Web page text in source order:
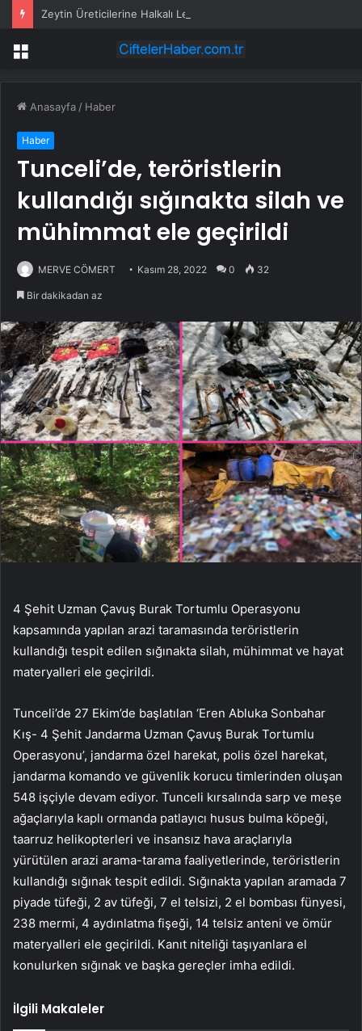
Zeytin Üreticilerine Halkalı Leke Uyarısı
Menü
Anasayfa / Haber
Haber
Tunceli’de, teröristlerin
kullandığı sığınakta silah ve
mühimmat ele geçirildi
MERVE CÖMERT Kasım 28, 2022 0 32
Bir dakikadan az
4 Şehit Uzman Çavuş Burak Tortumlu Operasyonu
kapsamında yapılan arazi taramasında teröristlerin
kullandığı tespit edilen sığınakta silah, mühimmat ve hayat
materyalleri ele geçirildi.
Tunceli’de 27 Ekim’de başlatılan ‘Eren Abluka Sonbahar
Kış- 4 Şehit Jandarma Uzman Çavuş Burak Tortumlu
Operasyonu’, jandarma özel harekat, polis özel harekat,
jandarma komando ve güvenlik korucu timlerinden oluşan
548 işçiyle devam ediyor. Tunceli kırsalında sarp ve meşe
ağaçlarıyla kaplı ormanda patlayıcı husus bulma köpeği,
taarruz helikopterleri ve insansız hava araçlarıyla
yürütülen arazi arama-tarama faaliyetlerinde, teröristlerin
kullandığı sığınak tespit edildi. Sığınakta yapılan aramada 7
piyade tüfeği, 2 av tüfeği, 7 el telsizi, 2 el bombası fünyesi,
238 mermi, 4 aydınlatma fişeği, 14 telsiz anteni ve ömür
materyalleri ele geçirildi. Kanıt niteliği taşıyanlara el
konulurken sığınak ve başka gereçler imha edildi.
İlgili Makaleler